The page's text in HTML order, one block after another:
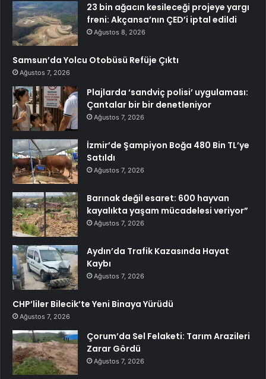
23 bin ağacın kesileceği projeye yargı
freni: Akçansa’nın ÇED’i iptal edildi
Ağustos 8, 2026
Samsun’da Yolcu Otobüsü Refüje Çıktı
Ağustos 7, 2026
Plajlarda ‘sandviç polisi’ uygulaması:
Çantalar bir bir denetleniyor
Ağustos 7, 2026
İzmir’de Şampiyon Boğa 480 Bin TL’ye
Satıldı
Ağustos 7, 2026
Barınak değil esaret: 600 hayvan
kayalıkta yaşam mücadelesi veriyor”
Ağustos 7, 2026
Aydın’da Trafik Kazasında Hayat
Kaybı
Ağustos 7, 2026
CHP’liler Bilecik’te Yeni Binaya Yürüdü
Ağustos 7, 2026
Çorum’da Sel Felaketi: Tarım Arazileri
Zarar Gördü
Ağustos 7, 2026